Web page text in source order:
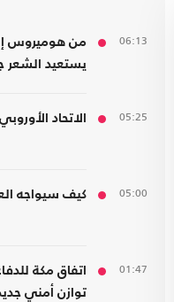
06:13
من هوميروس
يستعيد الشعر
05:25 الاتحاد
05:00 كيف سيواجه
01:47
اتفاق مكة
توازن أمني